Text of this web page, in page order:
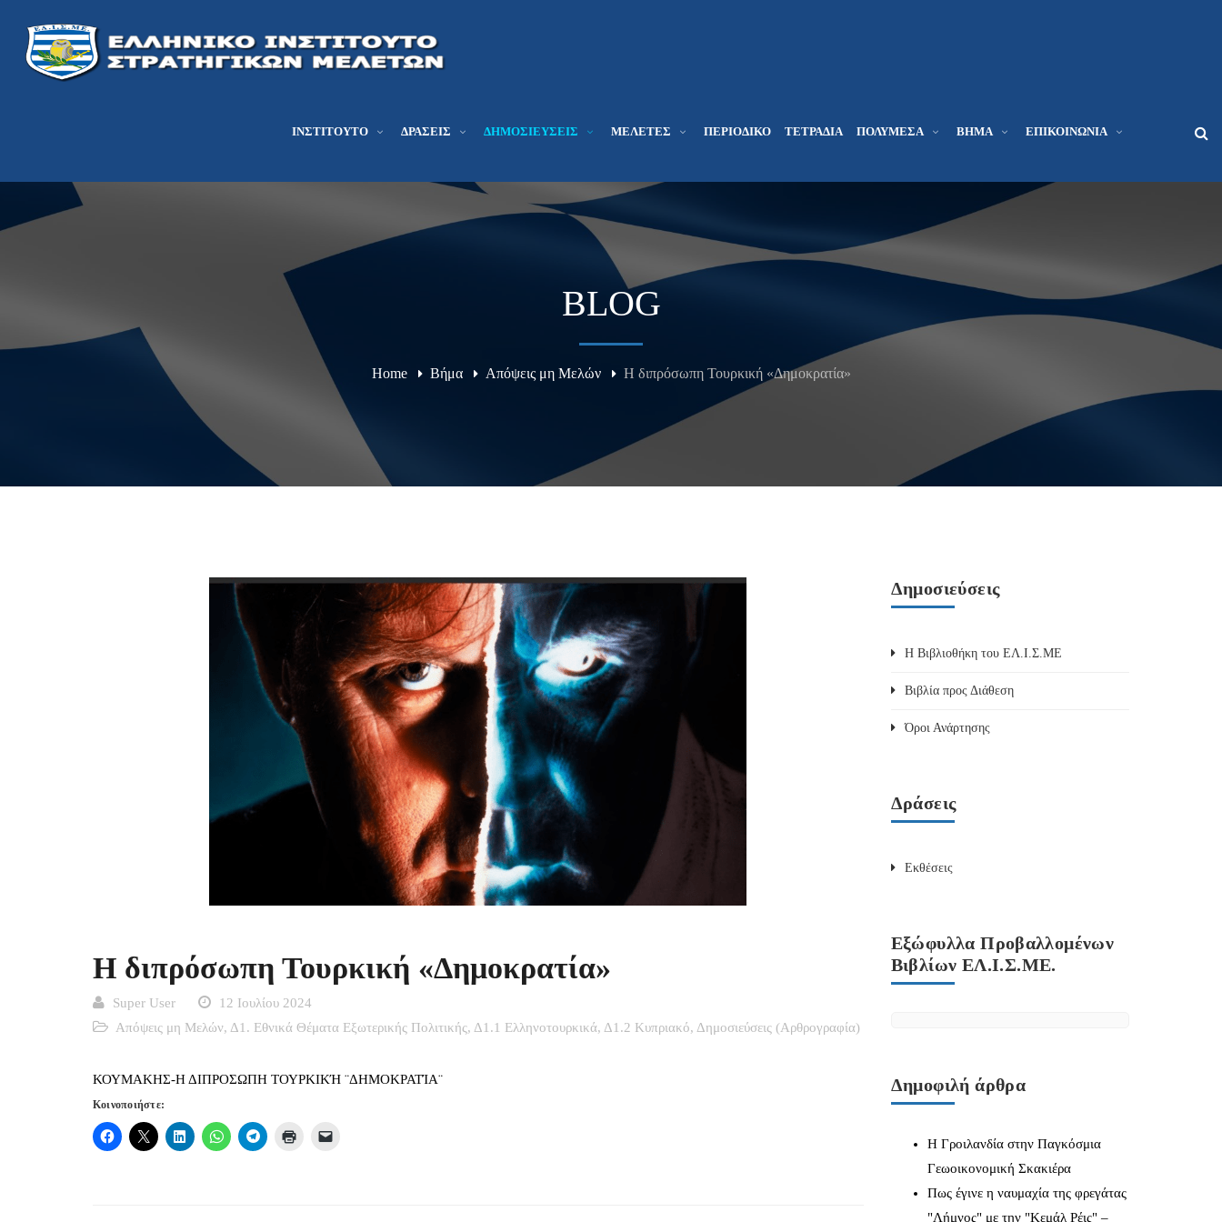
ΙΝΣΤΙΤΟΎΤΟ ΔΡΆΣΕΙΣ ΔΗΜΟΣΙΕΎΣΕΙΣ ΜΕΛΕΤΕΣ ΠΕΡΙΟΔΙΚΌ ΤΕΤΡΆΔΙΑ ΠΟΛΥΜΈΣΑ ΒΉΜΑ ΕΠΙΚΟΙΝΩΝΊΑ
BLOG
Home Βήμα Απόψεις μη Μελών Η διπρόσωπη Τουρκική «Δημοκρατία»
Η διπρόσωπη Τουρκική «Δημοκρατία»
Super User
12 Ιουλίου 2024
Απόψεις μη Μελών, Δ1. Εθνικά Θέματα Εξωτερικής Πολιτικής, Δ1.1 Ελληνοτουρκικά, Δ1.2 Κυπριακό, Δημοσιεύσεις (Αρθρογραφία)
ΚΟΥΜΑΚΗΣ-Η ΔΙΠΡΟΣΩΠΗ ΤΟΥΡΚΙΚΉ ¨ΔΗΜΟΚΡΑΤΊΑ¨
Κοινοποιήστε:
Δημοσιεύσεις
Η Βιβλιοθήκη του ΕΛ.Ι.Σ.ΜΕ
Βιβλία προς Διάθεση
Όροι Ανάρτησης
Δράσεις
Εκθέσεις
Εξώφυλλα Προβαλλομένων
Βιβλίων ΕΛ.Ι.Σ.ΜΕ.
Δημοφιλή άρθρα
Η Γροιλανδία στην Παγκόσμια
Γεωοικονομική Σκακιέρα
Πως έγινε η ναυμαχία της φρεγάτας
"Λήμνος" με την "Κεμάλ Ρέις" –